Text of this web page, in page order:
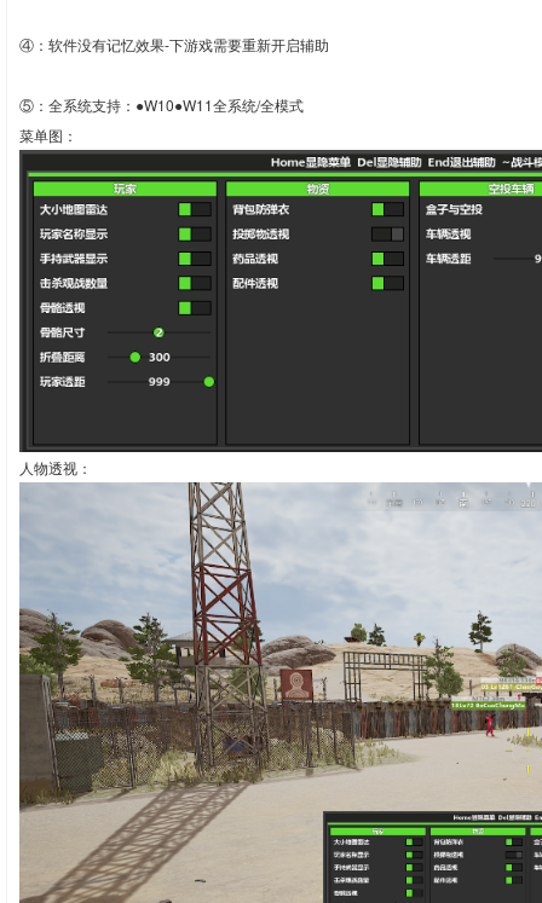
④：软件没有记忆效果-下游戏需要重新开启辅助
⑤：全系统支持：●W10●W11全系统/全模式
菜单图：
人物透视：